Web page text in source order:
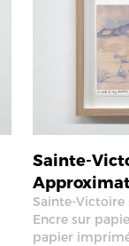
Sainte-
Sainte-
Encre sur
papier